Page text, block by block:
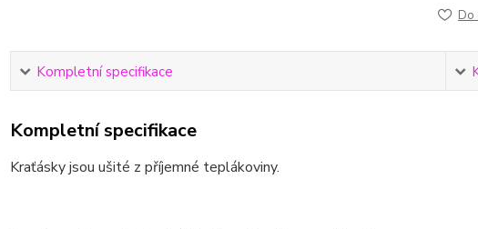
Do
Kompletní specifikace
Kompletní specifikace
Kraťásky jsou ušité z příjemné teplákoviny.